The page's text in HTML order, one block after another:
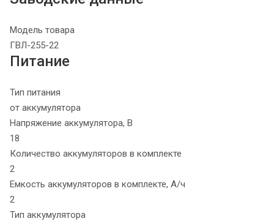
Модель товара
ГВЛ-255-22
Питание
Тип питания
от аккумулятора
Напряжение аккумулятора, В
18
Количество аккумуляторов в комплекте
2
Емкость аккумуляторов в комплекте, А/ч
2
Тип аккумулятора